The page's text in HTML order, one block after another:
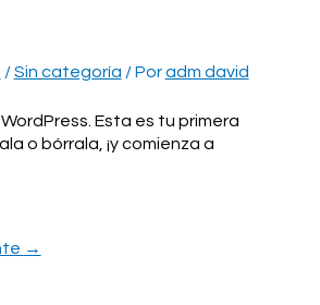
/Sin categoría / Poradm david
Esta es tu primera
o bórrala, ¡y comienza a
→